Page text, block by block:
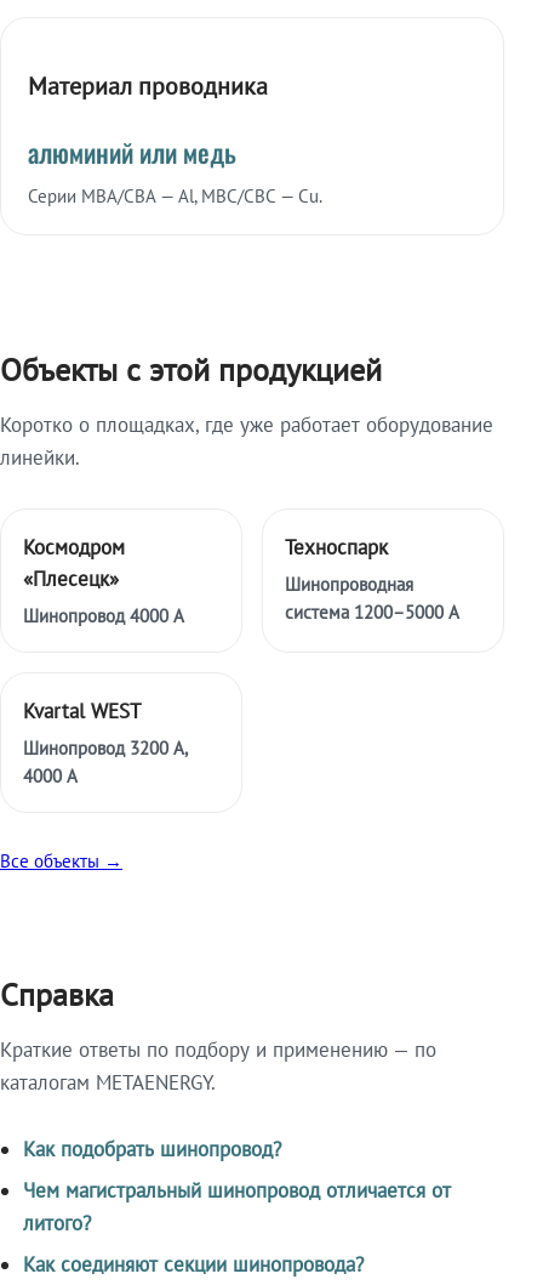
Материал проводника
алюминий или медь
Серии МВА/СВА — Al, МВС/СВС — Cu.
Объекты с этой продукцией
Коротко о площадках, где уже работает оборудование
линейки.
Космодром
«Плесецк»
Шинопровод 4000 А
Техноспарк
Шинопроводная
система 1200–5000 А
Kvartal WEST
Шинопровод 3200 А,
4000 А
Все объекты →
Справка
Краткие ответы по подбору и применению — по
каталогам METAENERGY.
Как подобрать шинопровод?
Чем магистральный шинопровод отличается от
литого?
Как соединяют секции шинопровода?